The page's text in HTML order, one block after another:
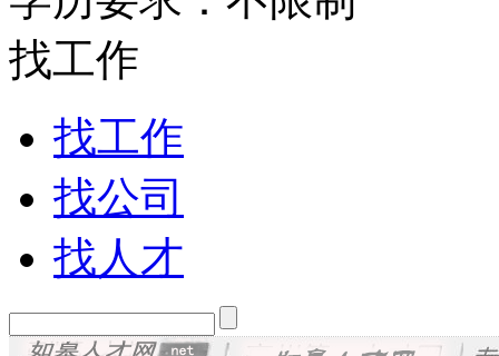
找工作
找工作
找公司
找人才